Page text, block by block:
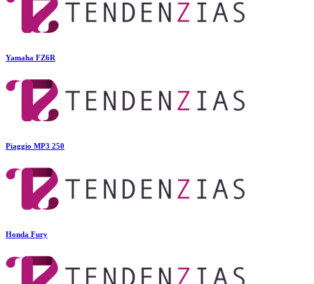
Yamaha FZ6R
Piaggio MP3 250
Honda Fury